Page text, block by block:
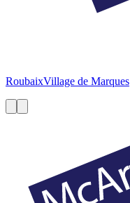
RoubaixVillage de Marques